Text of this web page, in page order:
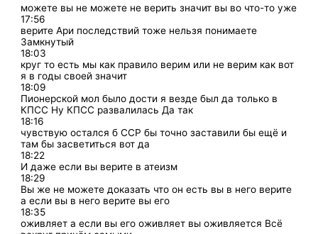
можете вы не можете не верить значит вы во что-то уже
17:56
верите Ари последствий тоже нельзя понимаете
Замкнутый
18:03
круг то есть мы как правило верим или не верим как вот
я в годы своей значит
18:09
Пионерской мол было дости я везде был да только в
КПСС Ну КПСС развалилась Да так
18:16
чувствую остался б ССР бы точно заставили бы ещё и
там бы засветиться вот да
18:22
И даже если вы верите в атеизм
18:29
Вы же не можете доказать что он есть вы в него верите
а если вы в него верите вы его
18:35
оживляет а если вы его оживляет вы оживляется Всё